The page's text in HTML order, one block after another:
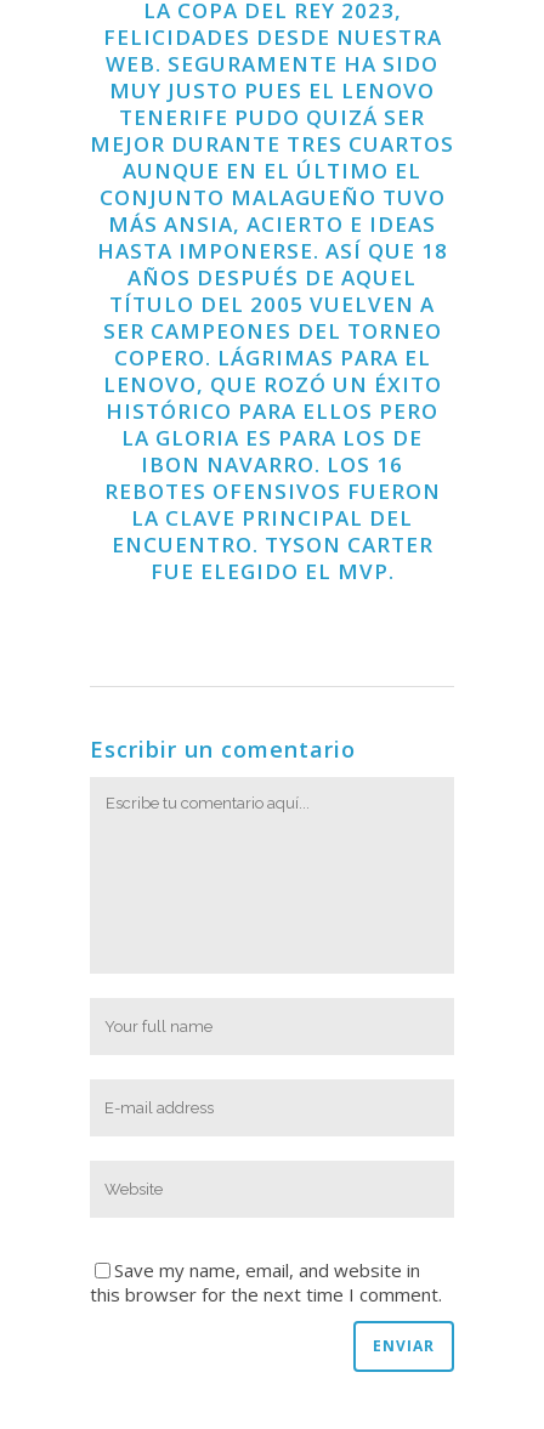
LA COPA DEL REY 2023,
FELICIDADES DESDE NUESTRA
WEB. SEGURAMENTE HA SIDO
MUY JUSTO PUES EL LENOVO
TENERIFE PUDO QUIZÁ SER
MEJOR DURANTE TRES CUARTOS
AUNQUE EN EL ÚLTIMO EL
CONJUNTO MALAGUEÑO TUVO
MÁS ANSIA, ACIERTO E IDEAS
HASTA IMPONERSE. ASÍ QUE 18
AÑOS DESPUÉS DE AQUEL
TÍTULO DEL 2005 VUELVEN A
SER CAMPEONES DEL TORNEO
COPERO. LÁGRIMAS PARA EL
LENOVO, QUE ROZÓ UN ÉXITO
HISTÓRICO PARA ELLOS PERO
LA GLORIA ES PARA LOS DE
IBON NAVARRO. LOS 16
REBOTES OFENSIVOS FUERON
LA CLAVE PRINCIPAL DEL
ENCUENTRO. TYSON CARTER
FUE ELEGIDO EL MVP.
Escribir un comentario
Save my name, email, and website in
this browser for the next time I comment.